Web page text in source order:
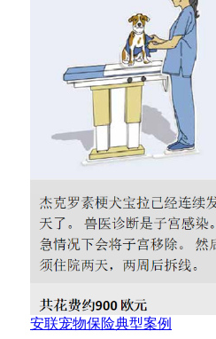
安联宠物保险典型案例